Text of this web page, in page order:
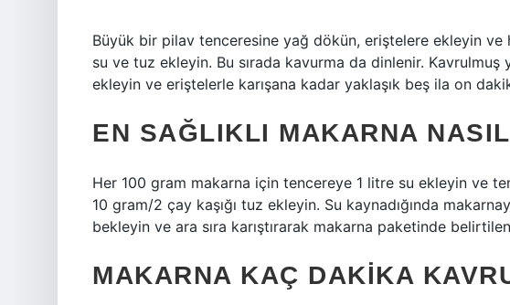
Büyük bir pilav tenceresine yağ dökün, eriştelere ekleyin
su ve tuz ekleyin. Bu sırada kavurma da dinlenir.
ekleyin ve eriştelerle karışana kadar yaklaşık beş ila on
EN SAĞLIKLI MAKARNA
Her 100 gram makarna için tencereye 1 litre su ekleyin ve
10 gram/2 çay kaşığı tuz ekleyin. Su kaynadığında
bekleyin ve ara sıra karıştırarak makarna paketinde
MAKARNA KAÇ DAKIKA